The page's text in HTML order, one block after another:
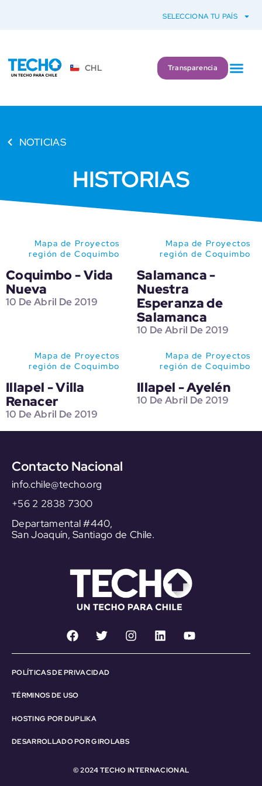
SELECCIONA TU PAÍS
CHL Transparencia
NOTICIAS
HISTORIAS
Mapa de Proyectos
región de Coquimbo
Coquimbo - Vida
Nueva
10 De Abril De 2019
Mapa de Proyectos
región de Coquimbo
Salamanca -
Nuestra
Esperanza de
Salamanca
10 De Abril De 2019
Mapa de Proyectos
región de Coquimbo
Illapel - Villa
Renacer
10 De Abril De 2019
Mapa de Proyectos
región de Coquimbo
Illapel - Ayelén
10 De Abril De 2019
Contacto Nacional
info.chile@techo.org
+56 2 2838 7300
Departamental #440,
San Joaquín, Santiago de Chile.
POLÍTICAS DE PRIVACIDAD
TÉRMINOS DE USO
HOSTING POR DUPLIKA
DESARROLLADO POR GIROLABS
© 2024 TECHO INTERNACIONAL